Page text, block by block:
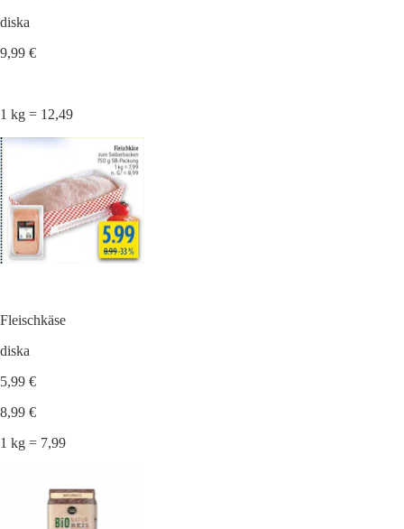
diska
9,99 €
1 kg = 12,49
Fleischkäse
diska
5,99 €
8,99 €
1 kg = 7,99